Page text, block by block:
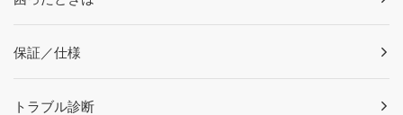
保証／仕様
トラブル診断